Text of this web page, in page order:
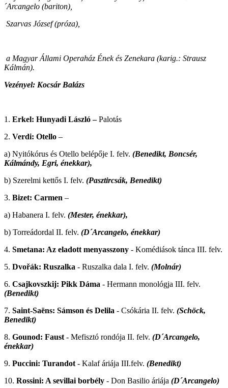
´Arcangelo (bariton),
Szarvas József (próza),
a Magyar Állami Operaház Ének és Zenekara (karig.: Strausz
Kálmán).
Vezényel: Kocsár Balázs
1. Erkel: Hunyadi László –Palotás
2. Verdi: Otello –
a) Nyitókórus és Otello belépője I. felv. (Benedikt, Boncsér,
Kálmándy, Egri, énekkar),
b) Szerelmi kettős I. felv. (Pasztircsák, Benedikt)
3. Bizet: Carmen –
a) Habanera I. felv. (Mester, énekkar),
b) Torreádordal II. felv. (D´Arcangelo, énekkar)
4. Smetana: Az eladott menyasszony - Komédiások tánca III. felv.
5. Dvořák: Ruszalka - Ruszalka dala I. felv. (Molnár)
6. Csajkovszkij: Pikk Dáma - Hermann monológja III. felv.
(Benedikt)
7. Saint-Saëns: Sámson és Delila - Csókária II. felv. (Schöck,
Benedikt)
8. Gounod: Faust - Mefisztó rondója II. felv. (D´Arcangelo,
énekkar)
9. Puccini: Turandot - Kalaf áriája III.felv. (Benedikt)
10. Rossini: A sevillai borbély - Don Basilio áriája (D´Arcangelo)